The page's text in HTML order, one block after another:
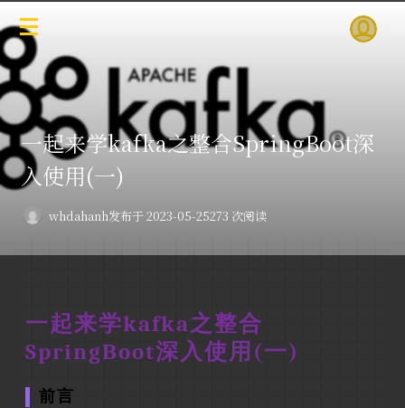
一起来学kafka之整合SpringBoot深
入使用(一)
whdahanh发布于 2023-05-25273 次阅读
一起来学kafka之整合
SpringBoot深入使用(一)
前言